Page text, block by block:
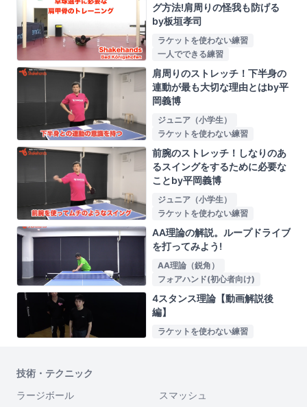
グ方法!肩周りの怪我も防げる
by板垣孝司
ラケットを使わない練習
一人でできる練習
肩周りのストレッチ！下半身の
連動が最も大切な理由とはby平
岡義博
ジュニア（小学生）
ラケットを使わない練習
前腕のストレッチ！しなりのあ
るスイングをするために必要な
ことby平岡義博
ジュニア（小学生）
ラケットを使わない練習
AA理論の解説。ループドライブ
を打ってみよう!
AA理論（鋭角）
フォアハンド(初心者向け)
4スタンス理論【動画解説後
編】
ラケットを使わない練習
技術・テクニック
ラージボール
スマッシュ